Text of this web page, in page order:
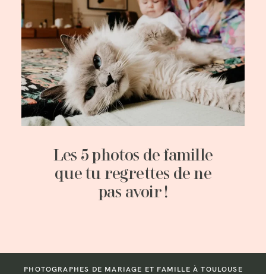
Les 5 photos de famille
que tu regrettes de ne
pas avoir !
PHOTOGRAPHES DE MARIAGE ET FAMILLE À TOULOUSE